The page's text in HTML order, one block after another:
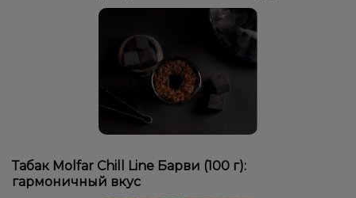
Табак Molfar Chill Line Барви (100 г):
гармоничный вкус